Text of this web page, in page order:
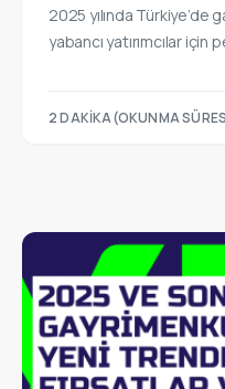
2025 yılında Türkiye’de
yabancı yatırımcılar için
2 DAKIKA(OKUNMA